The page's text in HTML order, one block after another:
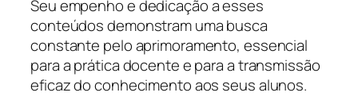
Seu empenho e dedicação a esses
conteúdos demonstram uma busca
constante pelo aprimoramento, essencial
para a prática docente e para a transmissão
eficaz do conhecimento aos seus alunos.